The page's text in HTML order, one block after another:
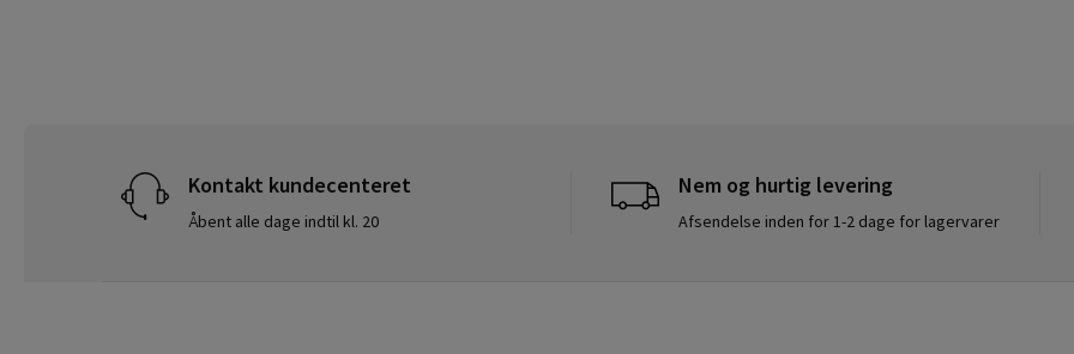
Kontakt kundecenteret
Åbent alle dage indtil kl. 20
Nem og hurtig levering
Afsendelse inden for 1-2 dage for lagervarer